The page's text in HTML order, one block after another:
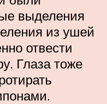
выделения
из ушей
отвести
Глаза тоже